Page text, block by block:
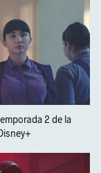
2 de la